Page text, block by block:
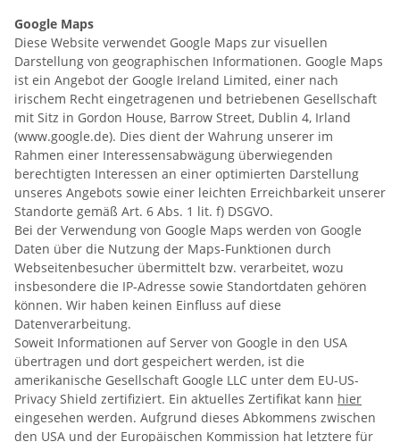
Google Maps
Diese Website verwendet Google Maps zur visuellen
Darstellung von geographischen Informationen. Google Maps
ist ein Angebot der Google Ireland Limited, einer nach
irischem Recht eingetragenen und betriebenen Gesellschaft
mit Sitz in Gordon House, Barrow Street, Dublin 4, Irland
(www.google.de). Dies dient der Wahrung unserer im
Rahmen einer Interessensabwägung überwiegenden
berechtigten Interessen an einer optimierten Darstellung
unseres Angebots sowie einer leichten Erreichbarkeit unserer
Standorte gemäß Art. 6 Abs. 1 lit. f) DSGVO.
Bei der Verwendung von Google Maps werden von Google
Daten über die Nutzung der Maps-Funktionen durch
Webseitenbesucher übermittelt bzw. verarbeitet, wozu
insbesondere die IP-Adresse sowie Standortdaten gehören
können. Wir haben keinen Einfluss auf diese
Datenverarbeitung.
Soweit Informationen auf Server von Google in den USA
übertragen und dort gespeichert werden, ist die
amerikanische Gesellschaft Google LLC unter dem EU-US-
Privacy Shield zertifiziert. Ein aktuelles Zertifikat kann hier
eingesehen werden. Aufgrund dieses Abkommens zwischen
den USA und der Europäischen Kommission hat letztere für